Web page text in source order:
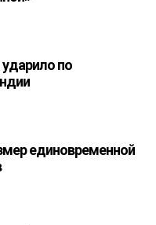
по
единовременной